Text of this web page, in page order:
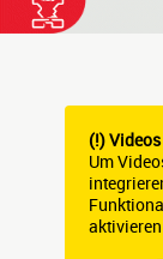
(!)
Um